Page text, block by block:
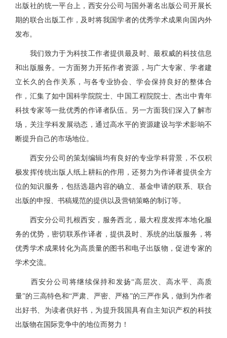
出版社的统一平台上，西安分公司与国外著名出版公司开展长
期的联合出版工作，及时将我国学者的优秀学术成果向国内外
发布。
我们致力于为科技工作者提供最及时、最权威的科技信息
和出版服务。一方面努力开拓作者资源，与广大专家、学者建
立长久的合作关系，与各专业协会、学会保持良好的整体合
作，汇集了如中国科学院院士、中国工程院院士、杰出中青年
科技专家等一批优秀的作译者队伍。另一方面我们深入了解市
场，关注学科发展动态，通过高水平的资源建设与学术影响不
断提升自己的市场地位。
西安分公司的策划编辑均有良好的专业学科背景，不仅积
极发挥传统出版人纸上耕耘的作用，还努力为作译者提供全方
位的知识服务，包括选题内容的确立、基金申请的联系、联合
出版的申报、书稿规范的提供以及营销策略的制订等。
西安分公司扎根西安，服务西北，最大程度发挥本地化服
务的优势，密切联系作译者，提供及时、系统的出版服务，将
优秀学术成果转化为高质量的图书和电子出版物，促进专家的
学术交流。
西安分公司将继续保持和发扬“高层次、高水平、高质
量”的三高特色和“严肃、严密、严格”的三严作风，做到为作者
出好书、为读者供好书，为提升我国具有自主知识产权的科技
出版物在国际竞争中的地位而努力！